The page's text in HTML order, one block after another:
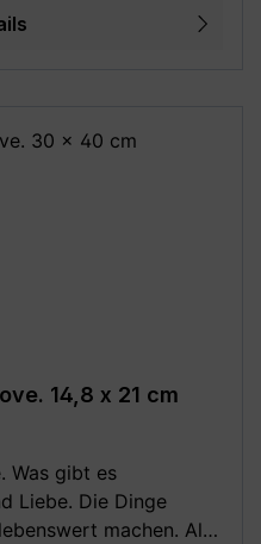
A2) - 50 x 70 cm (DIN
14,8 x 21 cm
Liebe. Die Dinge
machen. Als